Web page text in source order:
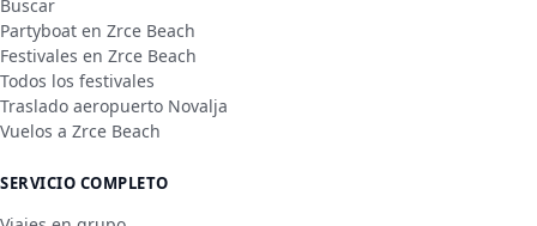
Buscar
Partyboat en Zrce Beach
Festivales en Zrce Beach
Todos los festivales
Traslado aeropuerto Novalja
Vuelos a Zrce Beach
SERVICIO COMPLETO